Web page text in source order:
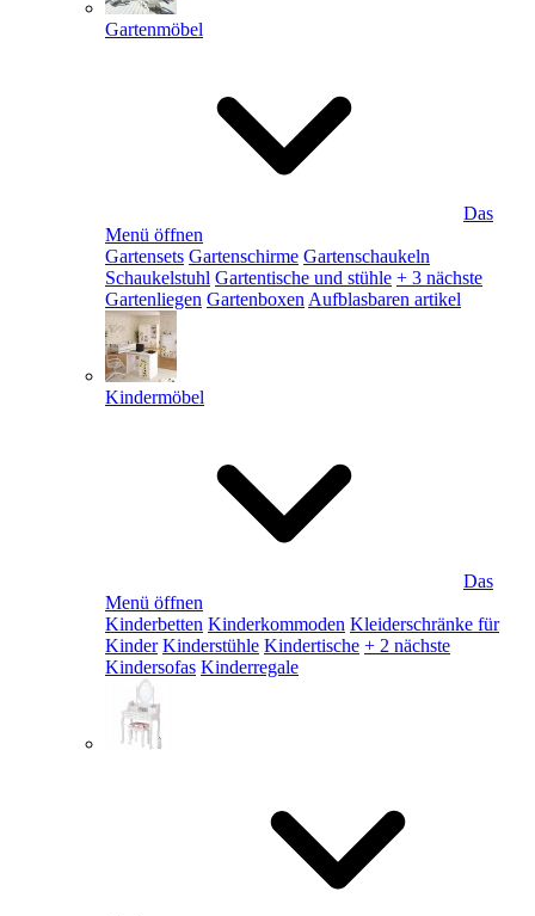
Gartenmöbel
Das
Menü öffnen
Gartensets Gartenschirme Gartenschaukeln
Schaukelstuhl Gartentische und stühle + 3 nächste
Gartenliegen Gartenboxen Aufblasbaren artikel
Kindermöbel
Das
Menü öffnen
Kinderbetten Kinderkommoden Kleiderschränke für
Kinder Kinderstühle Kindertische + 2 nächste
Kindersofas Kinderregale